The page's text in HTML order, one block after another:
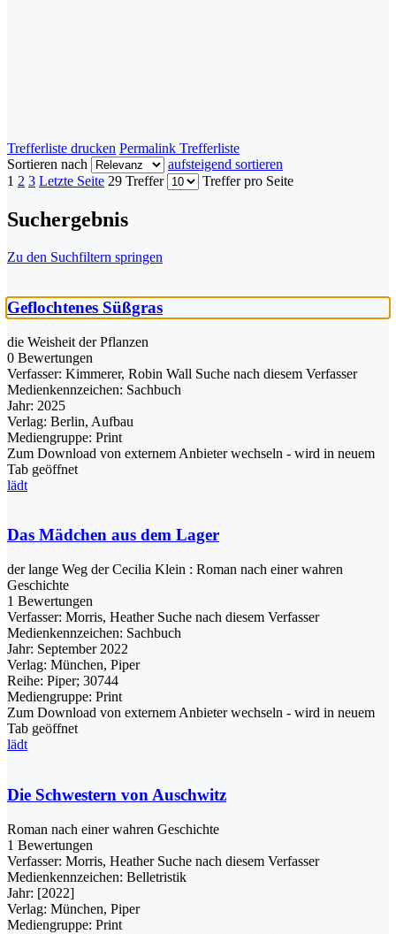
Trefferliste drucken Permalink Trefferliste
Sortieren nach
aufsteigend sortieren
1 2 3 Letzte Seite 29 Treffer Treffer pro Seite
Suchergebnis
Zu den Suchfiltern springen
Geflochtenes Süßgras
die Weisheit der Pflanzen
0 Bewertungen
Verfasser: Kimmerer, Robin Wall Suche nach diesem Verfasser
Medienkennzeichen: Sachbuch
Jahr: 2025
Verlag: Berlin, Aufbau
Mediengruppe: Print
Zum Download von externem Anbieter wechseln - wird in neuem
Tab geöffnet
lädt
Das Mädchen aus dem Lager
der lange Weg der Cecilia Klein : Roman nach einer wahren
Geschichte
1 Bewertungen
Verfasser: Morris, Heather Suche nach diesem Verfasser
Medienkennzeichen: Sachbuch
Jahr: September 2022
Verlag: München, Piper
Reihe: Piper; 30744
Mediengruppe: Print
Zum Download von externem Anbieter wechseln - wird in neuem
Tab geöffnet
lädt
Die Schwestern von Auschwitz
Roman nach einer wahren Geschichte
1 Bewertungen
Verfasser: Morris, Heather Suche nach diesem Verfasser
Medienkennzeichen: Belletristik
Jahr: [2022]
Verlag: München, Piper
Mediengruppe: Print